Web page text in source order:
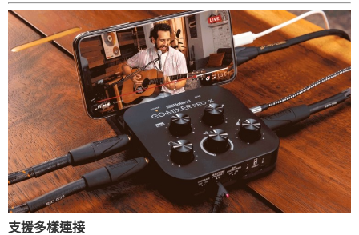
支援多樣連接